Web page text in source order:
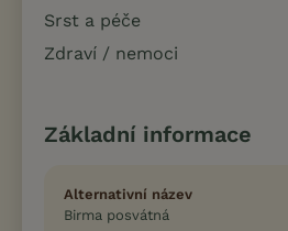
Srst a péče
Zdraví / nemoci
Základní informace
Alternativní název
Birma posvátná